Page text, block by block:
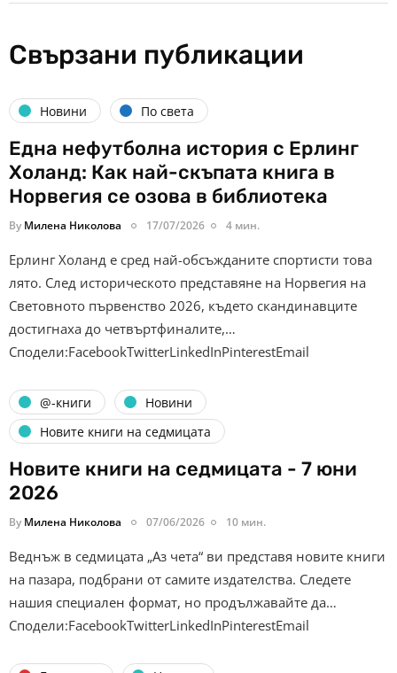
Свързани публикации
Новини По света
Една нефутболна история с Ерлинг
Холанд: Как най-скъпата книга в
Норвегия се озова в библиотека
By Милена Николова 17/07/2026 4 мин.
Ерлинг Холанд е сред най-обсъжданите спортисти това
лято. След историческото представяне на Норвегия на
Световното първенство 2026, където скандинавците
достигнаха до четвъртфиналите,…
Сподели:FacebookTwitterLinkedInPinterestEmail
@-книги
Новини
Новите книги на седмицата
Новите книги на седмицата - 7 юни
2026
By Милена Николова 07/06/2026 10 мин.
Веднъж в седмицата „Аз чета“ ви представя новите книги
на пазара, подбрани от самите издателства. Следете
нашия специален формат, но продължавайте да…
Сподели:FacebookTwitterLinkedInPinterestEmail